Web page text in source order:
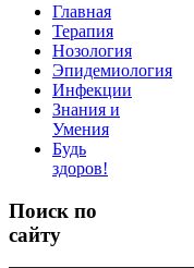
Главная
Терапия
Нозология
Эпидемиология
Инфекции
Знания и
Умения
Будь
здоров!
Поиск по
сайту